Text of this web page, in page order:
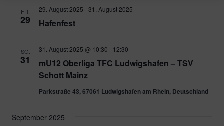
FR.
29 Hafenfest
29. August 2025 - 31. August 2025
SO.
31
mU12 Oberliga TFC Ludwigshafen – TSV
Schott Mainz
31. August 2025 @ 10:30 - 12:30
Parkstraße 43, 67061 Ludwigshafen am Rhein, Deutschland
September 2025